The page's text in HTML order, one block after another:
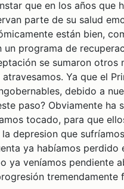
que en los años que
parte de su salud
están bien,
un programa de
se sumaron otros
Ya que el
debido a
paso? Obviamente ha
tocado, para que
depresion que
ya habíamos
ya veníamos pendiente
tremendamente